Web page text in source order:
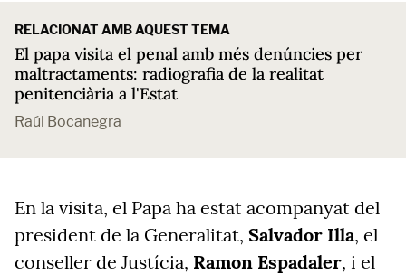
RELACIONAT AMB AQUEST TEMA
El papa visita el penal amb més denúncies per
maltractaments: radiografia de la realitat
penitenciària a l'Estat
Raúl Bocanegra
En la visita, el Papa ha estat acompanyat del
president de la Generalitat, Salvador Illa, el
conseller de Justícia, Ramon Espadaler, i el